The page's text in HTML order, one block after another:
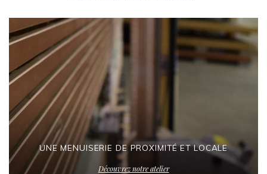
UNE MENUISERIE DE PROXIMITÉ ET LOCALE
Découvrez notre atelier